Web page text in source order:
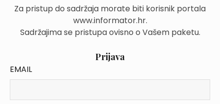
Za pristup do sadržaja morate biti korisnik portala
www.informator.hr.
Sadržajima se pristupa ovisno o Vašem paketu.
Prijava
EMAIL